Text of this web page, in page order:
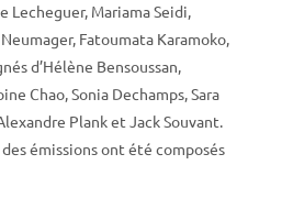
Lecheguer, Mariama Seidi,
Fatoumata Karamoko,
d’Hélène Bensoussan,
Chao, Sonia Dechamps, Sara
Plank et Jack Souvant.
émissions ont été composés